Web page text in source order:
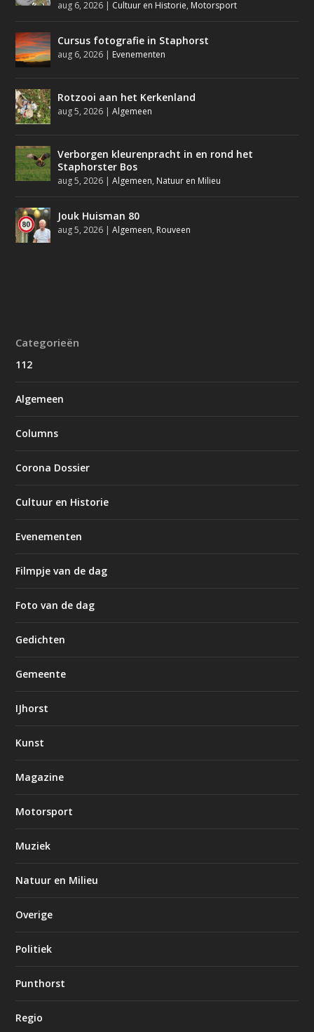
aug 6, 2026 | Cultuur en Historie, Motorsport
Cursus fotografie in Staphorst
aug 6, 2026 | Evenementen
Rotzooi aan het Kerkenland
aug 5, 2026 |Algemeen
Verborgen kleurenpracht in en rond het
Staphorster Bos
aug 5, 2026 |Algemeen, Natuur en Milieu
Jouk Huisman 80
aug 5, 2026 |Algemeen, Rouveen
Categorieën
112
Algemeen
Columns
Corona Dossier
Cultuur en Historie
Evenementen
Filmpje van de dag
Foto van de dag
Gedichten
Gemeente
IJhorst
Kunst
Magazine
Motorsport
Muziek
Natuur en Milieu
Overige
Politiek
Punthorst
Regio